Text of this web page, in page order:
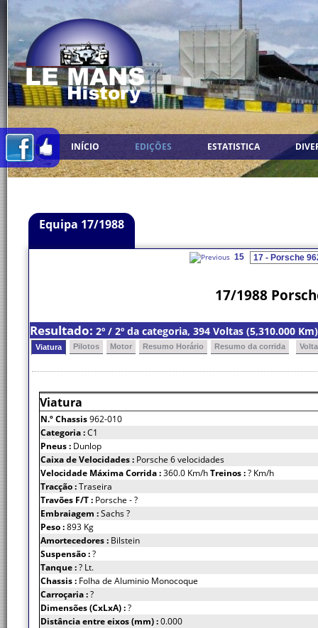
INÍCIO EDIÇÕES ESTATISTICA
Equipa 17/1988
15
17/1988
Resultado: 2º / 2º da categoria, 394 Voltas (5,310.000
Viatura Pilotos Motor Resumo Horário Resumo da corrida
Viatura
N.º Chassis962-010
Categoria :C1
Pneus : Dunlop
Caixa de Velocidades : Porsche 6 velocidades
Velocidade Máxima Corrida :360.0 Km/hTreinos :? Km/h
Tracção :Traseira
Travões F/T : Porsche - ?
Embraiagem :Sachs ?
Peso :893 Kg
Amortecedores : Bilstein
Suspensão :?
Tanque :? Lt.
Chassis : Folha de Aluminio Monocoque
Carroçaria :?
Dimensões (CxLxA) :?
Distância entre eixos (mm) :0.000